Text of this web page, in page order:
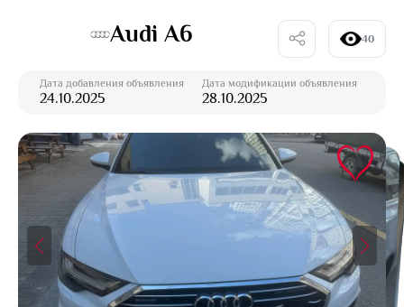
Audi A6 40
Дата добавления объявления
24.10.2025
Дата модификации объявления
28.10.2025